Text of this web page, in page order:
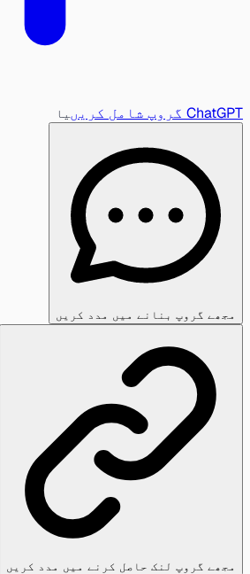
ChatGPT گروپ شامل کریں یا
مجھے گروپ بنانے میں مدد کریں
مجھے گروپ لنک حاصل کرنے میں مدد کریں